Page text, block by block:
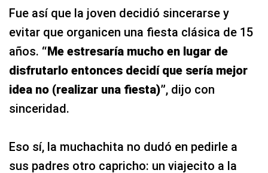
Fue así que la joven decidió sincerarse y
evitar que organicen una fiesta clásica de 15
años. “Me estresaría mucho en lugar de
disfrutarlo entonces decidí que sería mejor
idea no (realizar una fiesta)”, dijo con
sinceridad.
Eso sí, la muchachita no dudó en pedirle a
sus padres otro capricho: un viajecito a la